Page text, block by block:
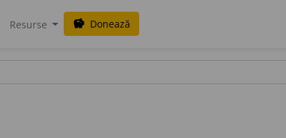
Resurse savings Donează